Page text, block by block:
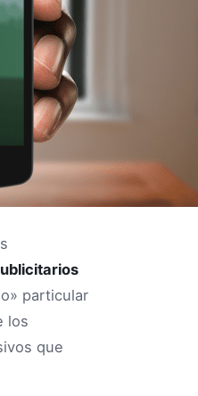
particular
los
que